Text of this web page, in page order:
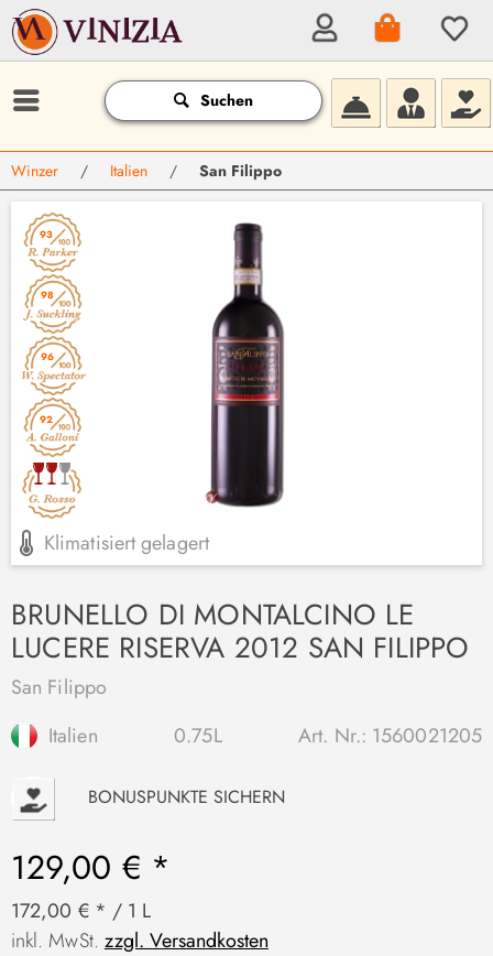
Suchen
Winzer / Italien / San Filippo
93
98
96
92
Klimatisiert gelagert
BRUNELLO DI MONTALCINO LE
LUCERE RISERVA 2012 SAN FILIPPO
San Filippo
Italien
0.75L Art. Nr.: 1560021205
P BONUSPUNKTE SICHERN
129,00 € *
172,00 € * / 1 L
inkl. MwSt. zzgl. Versandkosten